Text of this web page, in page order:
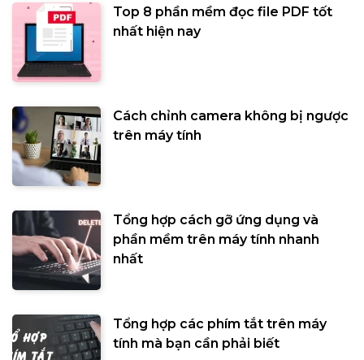
Top 8 phần mềm đọc file PDF tốt
nhất hiện nay
Cách chỉnh camera không bị ngược
trên máy tính
Tổng hợp cách gỡ ứng dụng và
phần mềm trên máy tính nhanh
nhất
Tổng hợp các phím tắt trên máy
tính mà bạn cần phải biết